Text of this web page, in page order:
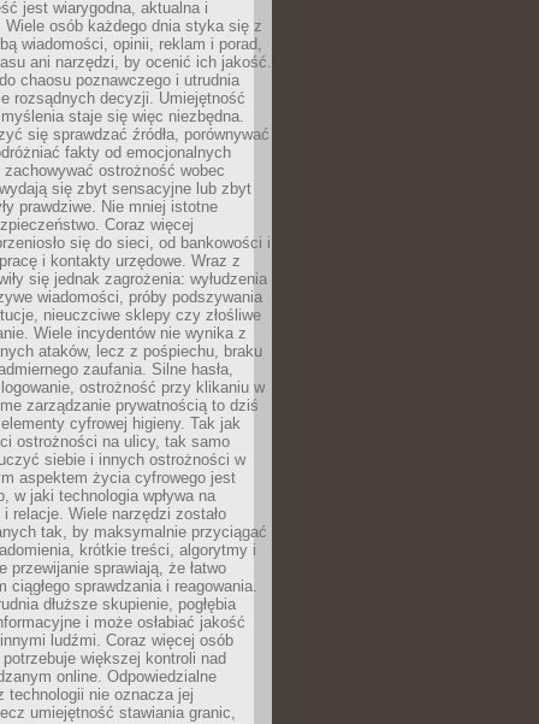
jest wiarygodna, aktualna i
Wiele osób każdego dnia styka się z
wiadomości, opinii, reklam i porad,
ani narzędzi, by ocenić ich jakość.
chaosu poznawczego i utrudnia
rozsądnych decyzji. Umiejętność
staje się więc niezbędna.
się sprawdzać źródła, porównywać
fakty od emocjonalnych
ostrożność wobec
się zbyt sensacyjne lub zbyt
prawdziwe. Nie mniej istotne
Coraz więcej
się do sieci, od bankowości i
i kontakty urzędowe. Wraz z
się jednak zagrożenia: wyłudzenia
wiadomości, próby podszywania
nieuczciwe sklepy czy złośliwe
Wiele incydentów nie wynika z
ataków, lecz z pośpiechu, braku
zaufania. Silne hasła,
ostrożność przy klikaniu w
zarządzanie prywatnością to dziś
cyfrowej higieny. Tak jak
ostrożności na ulicy, tak samo
siebie i innych ostrożności w
aspektem życia cyfrowego jest
w jaki technologia wpływa na
relacje. Wiele narzędzi zostało
tak, by maksymalnie przyciągać
krótkie treści, algorytmy i
przewijanie sprawiają, że łatwo
ciągłego sprawdzania i reagowania.
dłuższe skupienie, pogłębia
i może osłabiać jakość
ludźmi. Coraz więcej osób
większej kontroli nad
online. Odpowiedzialne
technologii nie oznacza jej
umiejętność stawiania granic,